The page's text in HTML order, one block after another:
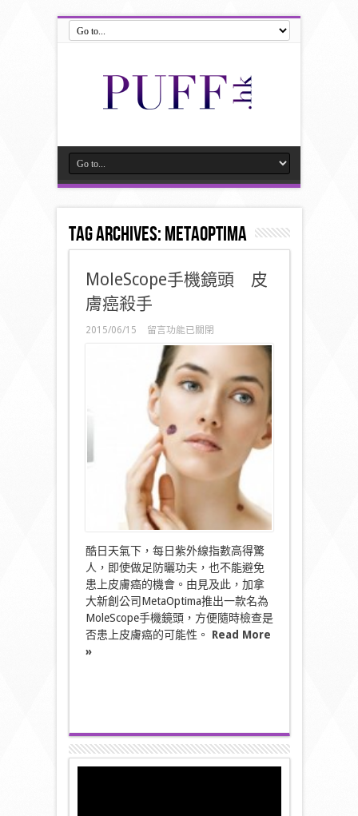
Tag Archives:MetaOptima
MoleScope手機鏡頭 皮
膚癌殺手
2015/06/15
在
〈MoleScope
鏡
頭
皮
膚
癌
殺
手〉
中
留言功能已關閉
酷日天氣下，每日紫外線指數高得驚
人，即使做足防曬功夫，也不能避免
患上皮膚癌的機會。由見及此，加拿
大新創公司MetaOptima推出一款名為
MoleScope手機鏡頭，方便隨時檢查是
否患上皮膚癌的可能性。 Read More
»